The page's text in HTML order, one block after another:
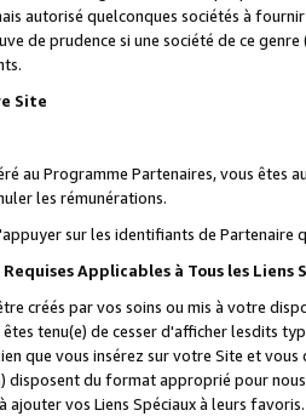
autorisé quelconques sociétés à
de prudence si une société de ce
Site
au Programme Partenaires, vous êtes
les rémunérations.
sur les identifiants de Partenaire
Applicables à Tous les Liens
créés par vos soins ou mis à votre
tenu(e) de cesser d'afficher lesdits
que vous insérez sur votre Site et
du format approprié pour
ajouter vos Liens Spéciaux à leurs